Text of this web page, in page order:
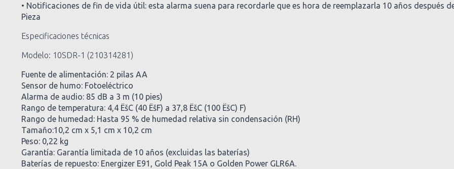
• Notificaciones de fin de vida útil: esta alarma suena para recordarle que es hora de reemplazarla 10 años después
Pieza
Especificaciones técnicas
Modelo: 10SDR-1 (210314281)
Fuente de alimentación: 2 pilas AA
Sensor de humo: Fotoeléctrico
Alarma de audio: 85 dB a 3 m (10 pies)
Rango de temperatura: 4,4 ËšC (40 ËšF) a 37,8 ËšC (100 ËšC) F)
Rango de humedad: Hasta 95 % de humedad relativa sin condensación (RH)
Tamaño:10,2 cm x 5,1 cm x 10,2 cm
Peso: 0,22 kg
Garantía: Garantía limitada de 10 años (excluidas las baterías)
Baterías de repuesto: Energizer E91, Gold Peak 15A o Golden Power GLR6A.